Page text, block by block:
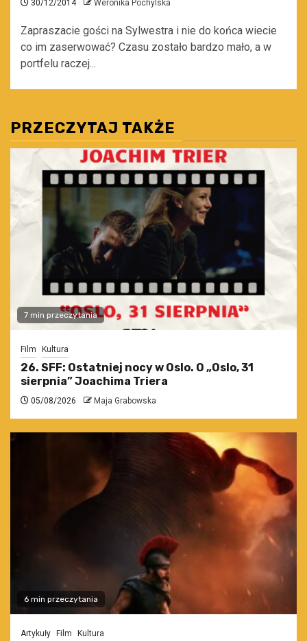
30/12/2014 Weronika Pochylska
Zapraszacie gości na Sylwestra i nie do końca wiecie
co im zaserwować? Czasu zostało bardzo mało, a w
portfelu raczej...
PRZECZYTAJ TAKŻE
7 min przeczytania
Film Kultura
26. SFF: Ostatniej nocy w Oslo. O „Oslo, 31
sierpnia” Joachima Triera
05/08/2026 Maja Grabowska
6 min przeczytania
Artykuły Film Kultura